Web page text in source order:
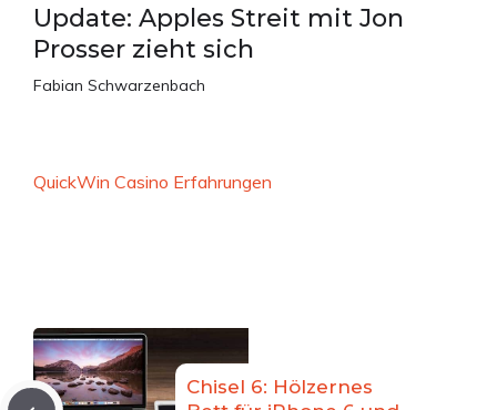
Update: Apples Streit mit Jon
Prosser zieht sich
Fabian Schwarzenbach
QuickWin Casino Erfahrungen
Chisel 6: Hölzernes